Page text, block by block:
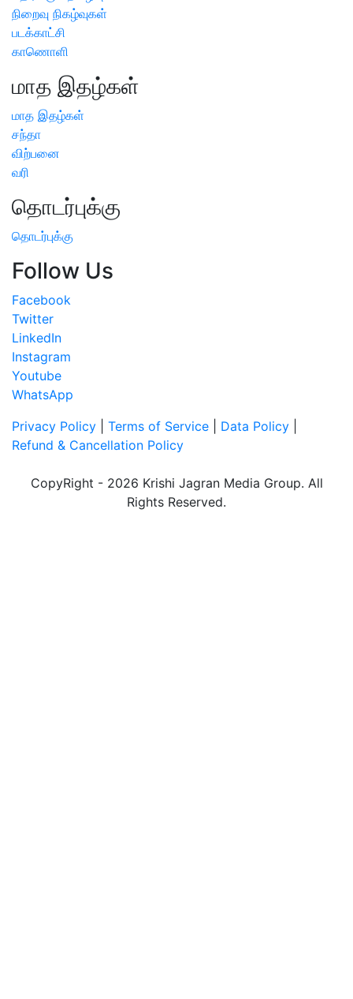
நிறைவு நிகழ்வுகள்
படக்காட்சி
காணொளி
மாத இதழ்கள்
மாத இதழ்கள்
சந்தா
விற்பனை
வரி
தொடர்புக்கு
தொடர்புக்கு
Follow Us
Facebook
Twitter
LinkedIn
Instagram
Youtube
WhatsApp
Privacy Policy
Terms of Service Data Policy
Refund & Cancellation Policy
CopyRight - 2026 Krishi Jagran Media Group. All
Rights Reserved.